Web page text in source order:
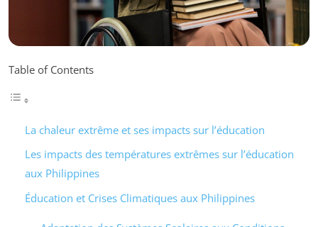
Table of Contents
La chaleur extrême et ses impacts sur l’éducation
Les impacts des températures extrêmes sur l’éducation
aux Philippines
Éducation et Crises Climatiques aux Philippines